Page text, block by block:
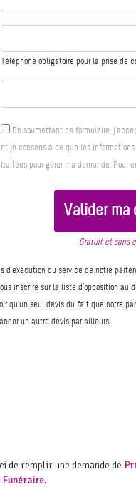
de remplir une demande de
Funéraire.